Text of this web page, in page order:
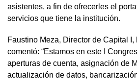
asistentes, a fin de ofrecerles el
servicios que tiene la institución.
Faustino Meza, Director de Capital
comentó: “Estamos en este I
aperturas de cuenta, asignación de
actualización de datos,